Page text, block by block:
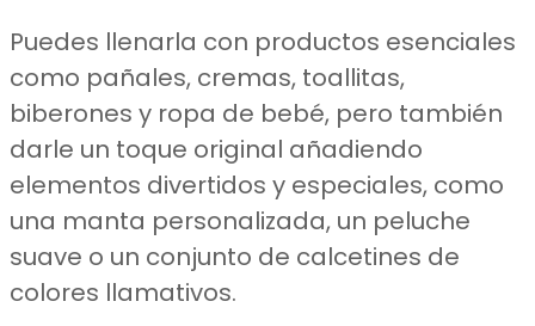
Puedes llenarla con productos esenciales
como pañales, cremas, toallitas,
biberones y ropa de bebé, pero también
darle un toque original añadiendo
elementos divertidos y especiales, como
una manta personalizada, un peluche
suave o un conjunto de calcetines de
colores llamativos.